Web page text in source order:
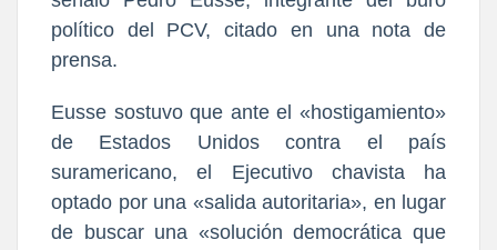
político del PCV, citado en una nota de
prensa.
Eusse sostuvo que ante el «hostigamiento»
de Estados Unidos contra el país
suramericano, el Ejecutivo chavista ha
optado por una «salida autoritaria», en lugar
de buscar una «solución democrática que